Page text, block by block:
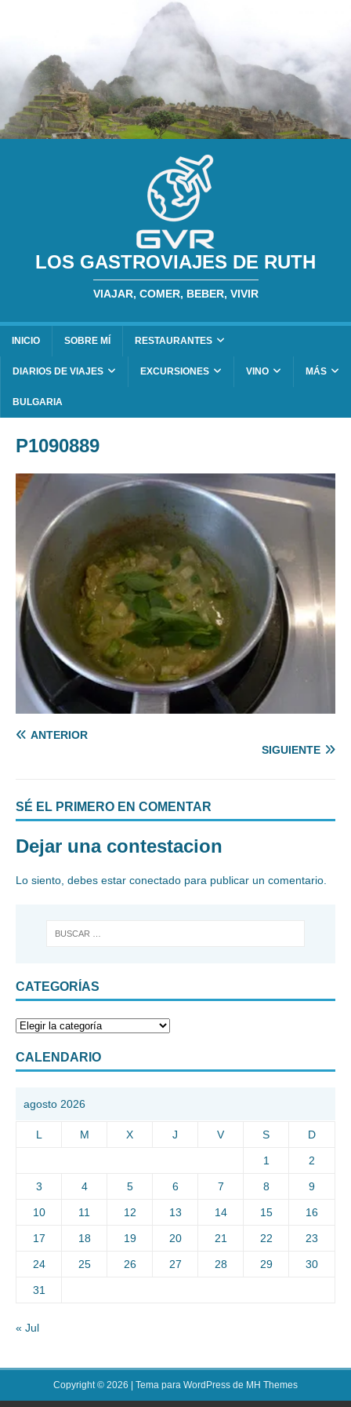
LOS GASTROVIAJES DE RUTH
VIAJAR, COMER, BEBER, VIVIR
INICIO SOBRE MÍ RESTAURANTES
DIARIOS DE VIAJES EXCURSIONES VINO MÁS
BULGARIA
P1090889
ANTERIOR
SIGUIENTE
SÉ EL PRIMERO EN COMENTAR
Dejar una contestacion
Lo siento, debes estar conectado para publicar un comentario.
CATEGORÍAS
CALENDARIO
agosto 2026
L M X J V S D
1 2
3 4 5 6 7 8 9
10 11 12 13 14 15 16
17 18 19 20 21 22 23
24 25 26 27 28 29 30
31
« Jul
Copyright © 2026 | Tema para WordPress de MH Themes